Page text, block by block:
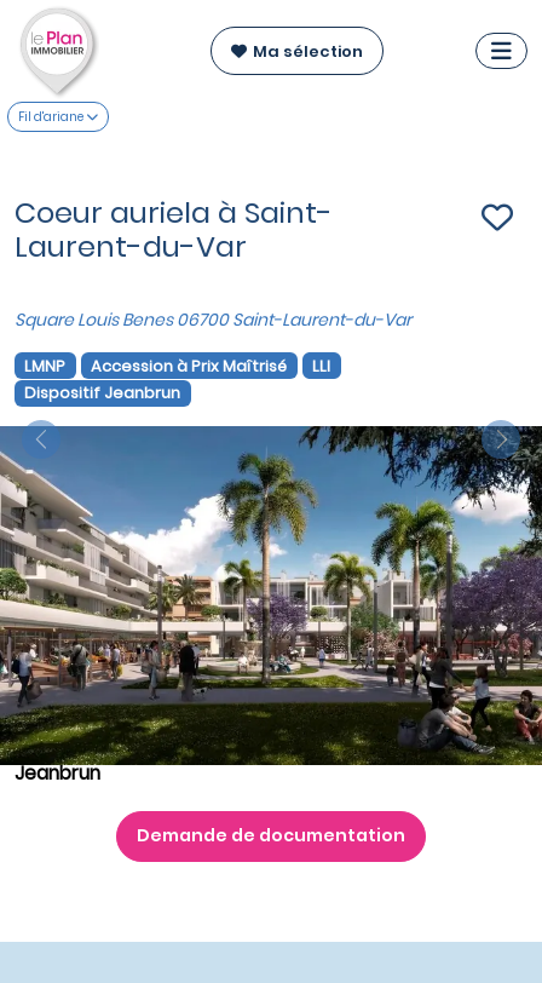
Ma sélection
Fil d'ariane
Coeur auriela à Saint-
Laurent-du-Var
Square Louis Benes 06700 Saint-Laurent-du-Var
LMNP Accession à Prix Maîtrisé
LLI
Dispositif Jeanbrun
Previous
Next
VOIR SUR LA CARTE
Appartements du T3 au T4
à partir de386 000 €
Nos autres appartements neufsà Saint-Laurent-du-
Var
Livraison :2ème trimestre 2026
Etat d'avancement :Commercialisation
Éligible :TVA réduite,Statut LMNP , Accession à Prix
Maîtrisé,Logement Locatif Intermédiaire ,Dispositif
Jeanbrun
Demande de documentation